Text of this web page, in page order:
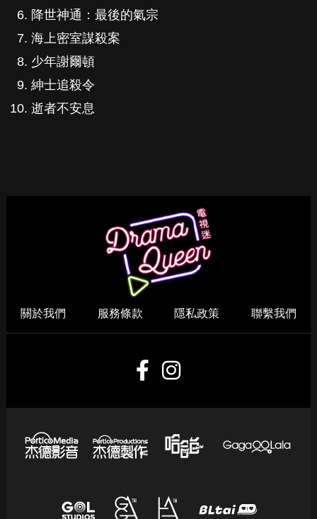
降世神通：最後的氣宗
海上密室謀殺案
少年謝爾頓
紳士追殺令
逝者不安息
關於我們 服務條款 隱私政策 聯繫我們